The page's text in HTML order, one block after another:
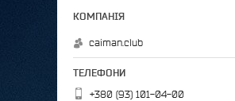
caiman.club
+380 (93) 101-04-00